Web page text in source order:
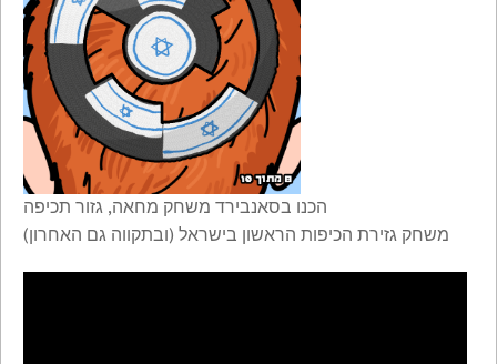
הכנו בסאנבירד משחק מחאה, גזור תכיפה
משחק גזירת הכיפות הראשון בישראל (ובתקווה גם האחרון)